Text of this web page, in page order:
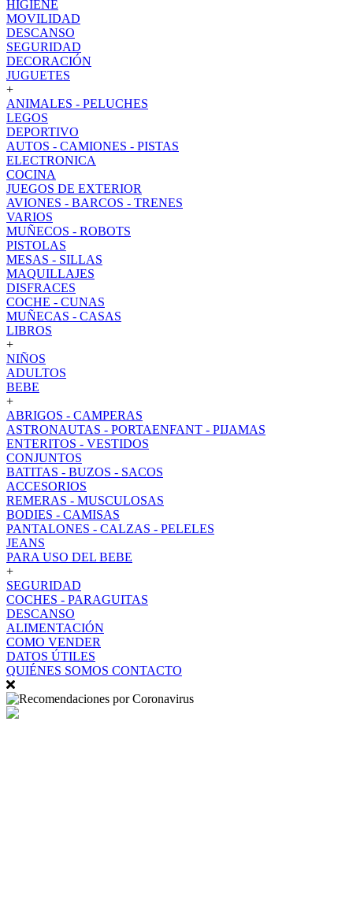
HIGIENE
MOVILIDAD
DESCANSO
SEGURIDAD
DECORACIÓN
JUGUETES
+
ANIMALES - PELUCHES
LEGOS
DEPORTIVO
AUTOS - CAMIONES - PISTAS
ELECTRONICA
COCINA
JUEGOS DE EXTERIOR
AVIONES - BARCOS - TRENES
VARIOS
MUÑECOS - ROBOTS
PISTOLAS
MESAS - SILLAS
MAQUILLAJES
DISFRACES
COCHE - CUNAS
MUÑECAS - CASAS
LIBROS
+
NIÑOS
ADULTOS
BEBE
+
ABRIGOS - CAMPERAS
ASTRONAUTAS - PORTAENFANT - PIJAMAS
ENTERITOS - VESTIDOS
CONJUNTOS
BATITAS - BUZOS - SACOS
ACCESORIOS
REMERAS - MUSCULOSAS
BODIES - CAMISAS
PANTALONES - CALZAS - PELELES
JEANS
PARA USO DEL BEBE
+
SEGURIDAD
COCHES - PARAGUITAS
DESCANSO
ALIMENTACIÓN
COMO VENDER
DATOS ÚTILES
QUIÉNES SOMOS CONTACTO